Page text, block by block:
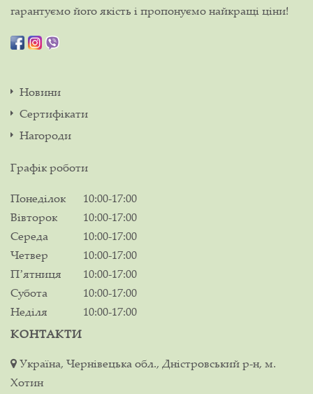
гарантуємо його якість і пропонуємо найкращі ціни!
Новини
Сертифікати
Нагороди
Графік роботи
Понеділок
10:00-17:00
Вівторок
10:00-17:00
Середа
10:00-17:00
Четвер
10:00-17:00
Пʼятниця
10:00-17:00
Субота
10:00-17:00
Неділя
10:00-17:00
КОНТАКТИ
Україна, Чернівецька обл., Дністровський р-н, м.
Хотин